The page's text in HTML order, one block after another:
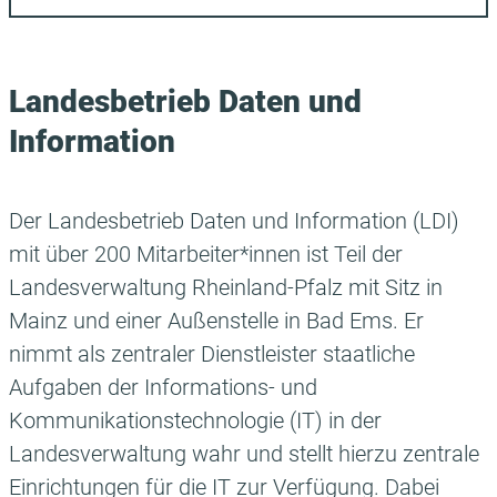
Landesbetrieb Daten und
Information
Der Landesbetrieb Daten und Information (LDI)
mit über 200 Mitarbeiter*innen ist Teil der
Landesverwaltung Rheinland-Pfalz mit Sitz in
Mainz und einer Außenstelle in Bad Ems. Er
nimmt als zentraler Dienstleister staatliche
Aufgaben der Informations- und
Kommunikationstechnologie (IT) in der
Landesverwaltung wahr und stellt hierzu zentrale
Einrichtungen für die IT zur Verfügung. Dabei